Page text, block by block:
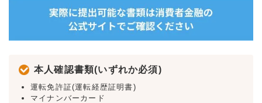
本人確認書類(いずれか必須)
運転免許証(運転経歴証明書)
マイナンバーカード